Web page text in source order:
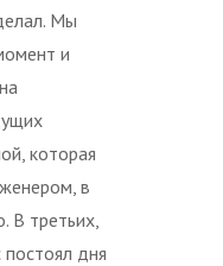
Мы
и
которая
в
В третьих,
дня